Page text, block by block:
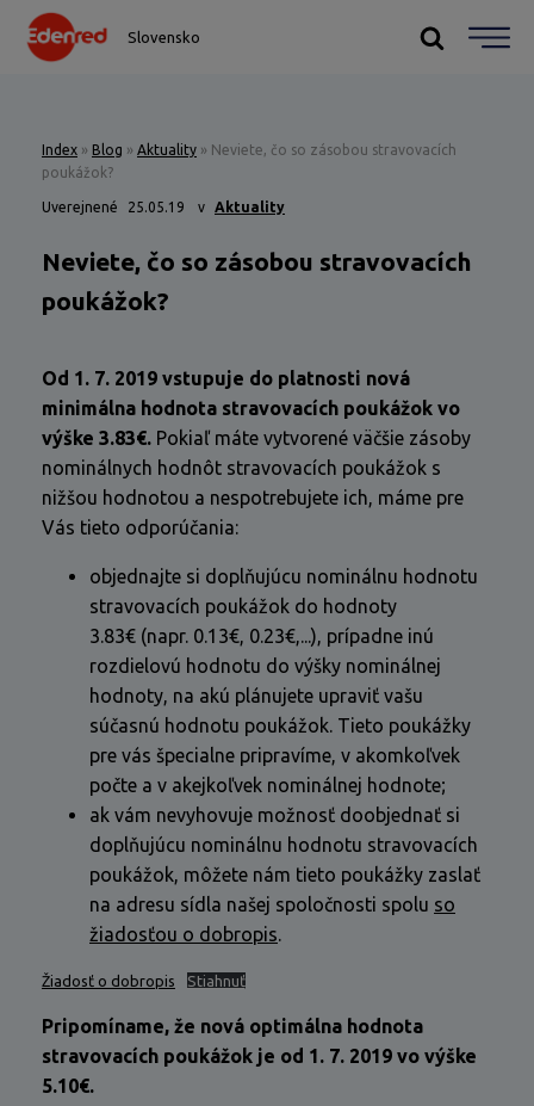
Slovensko
Index » Blog » Aktuality » Neviete, čo so zásobou stravovacích
poukážok?
Uverejnené 25.05.19 v Aktuality
Neviete, čo so zásobou stravovacích
poukážok?
Od 1. 7. 2019 vstupuje do platnosti nová
minimálna hodnota stravovacích poukážok vo
výške 3.83€. Pokiaľ máte vytvorené väčšie zásoby
nominálnych hodnôt stravovacích poukážok s
nižšou hodnotou a nespotrebujete ich, máme pre
Vás tieto odporúčania:
objednajte si doplňujúcu nominálnu hodnotu
stravovacích poukážok do hodnoty
3.83€ (napr. 0.13€, 0.23€,...), prípadne inú
rozdielovú hodnotu do výšky nominálnej
hodnoty, na akú plánujete upraviť vašu
súčasnú hodnotu poukážok. Tieto poukážky
pre vás špecialne pripravíme, v akomkoľvek
počte a v akejkoľvek nominálnej hodnote;
ak vám nevyhovuje možnosť doobjednať si
doplňujúcu nominálnu hodnotu stravovacích
poukážok, môžete nám tieto poukážky zaslať
na adresu sídla našej spoločnosti spolu so
žiadosťou o dobropis.
Žiadosť o dobropis Stiahnuť
Pripomíname, že nová optimálna hodnota
stravovacích poukážok je od 1. 7. 2019 vo výške
5.10€.